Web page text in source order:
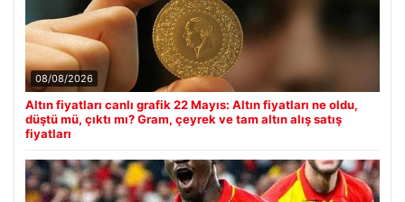
08/08/2026
Altın fiyatları canlı grafik 22 Mayıs: Altın fiyatları ne oldu,
düştü mü, çıktı mı? Gram, çeyrek ve tam altın alış satış
fiyatları